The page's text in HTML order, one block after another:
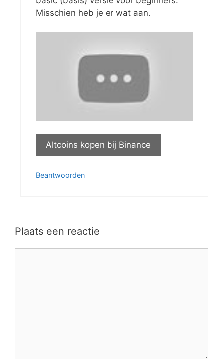
Misschien heb je er wat aan.
Altcoins kopen bij Binance
Beantwoorden
Plaats een reactie